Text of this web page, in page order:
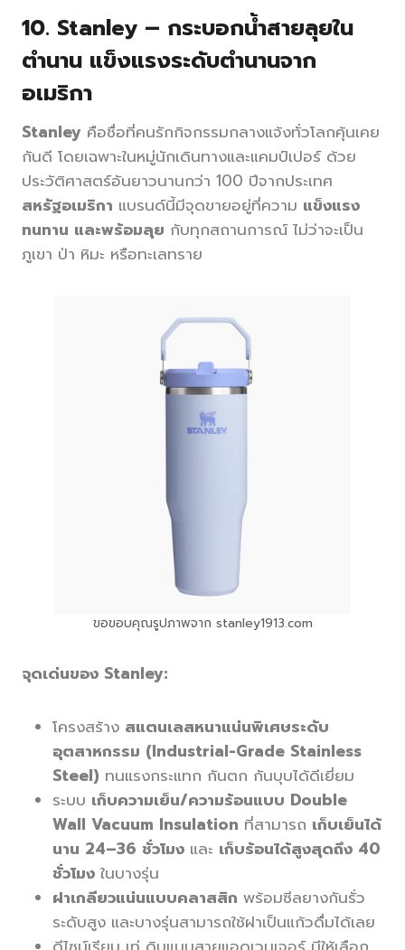
10. Stanley – กระบอกน้ำสายลุยใน
ตำนาน แข็งแรงระดับตำนานจาก
อเมริกา
Stanley คือชื่อที่คนรักกิจกรรมกลางแจ้งทั่วโลกคุ้นเคย
กันดี โดยเฉพาะในหมู่นักเดินทางและแคมป์เปอร์ ด้วย
ประวัติศาสตร์อันยาวนานกว่า 100 ปีจากประเทศ
สหรัฐอเมริกา แบรนด์นี้มีจุดขายอยู่ที่ความ แข็งแรง
ทนทาน และพร้อมลุย กับทุกสถานการณ์ ไม่ว่าจะเป็น
ภูเขา ป่า หิมะ หรือทะเลทราย
ขอขอบคุณรูปภาพจาก stanley1913.com
จุดเด่นของ Stanley:
โครงสร้าง สแตนเลสหนาแน่นพิเศษระดับ
อุตสาหกรรม (Industrial-Grade Stainless
Steel) ทนแรงกระแทก กันตก กันบุบได้ดีเยี่ยม
ระบบ เก็บความเย็น/ความร้อนแบบ Double
Wall Vacuum Insulation ที่สามารถ เก็บเย็นได้
นาน 24–36 ชั่วโมง และ เก็บร้อนได้สูงสุดถึง 40
ชั่วโมงในบางรุ่น
ฝาเกลียวแน่นแบบคลาสสิก พร้อมซีลยางกันรั่ว
ระดับสูง และบางรุ่นสามารถใช้ฝาเป็นแก้วดื่มได้เลย